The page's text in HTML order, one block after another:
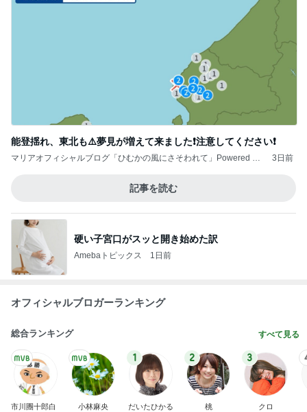
能登揺れ、東北も⚠️夢見が増えて来ました❗️注意してください❗️
マリアオフィシャルブログ「ひむかの風にさそわれて」Powered by
3日前
記事を読む
硬い子宮口がスッと開き始めた訳
Amebaトピックス 1日前
オフィシャルブロガーランキング
総合ランキング すべて見る
市川團十郎白
小林麻央
1
だいたひかる
2
桃
3
クロ